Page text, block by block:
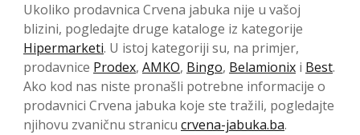
Ukoliko prodavnica Crvena jabuka nije u vašoj
blizini, pogledajte druge kataloge iz kategorije
Hipermarketi. U istoj kategoriji su, na primjer,
prodavnice Prodex, AMKO, Bingo, Belamionix i Best.
Ako kod nas niste pronašli potrebne informacije o
prodavnici Crvena jabuka koje ste tražili, pogledajte
njihovu zvaničnu stranicu crvena-jabuka.ba.